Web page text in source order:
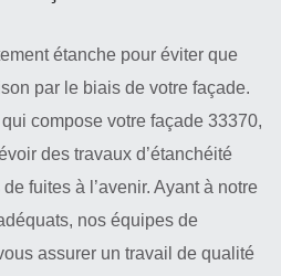
étanche pour éviter que
par le biais de votre façade.
compose votre façade 33370,
des travaux d’étanchéité
fuites à l’avenir. Ayant à notre
nos équipes de
assurer un travail de qualité